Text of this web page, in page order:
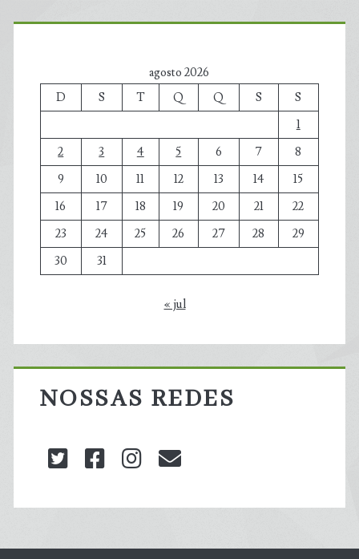
agosto 2026
D
S T Q Q S
S
1
2
3 4 5 6 7
8
9
10 11 12 13 14
15
16
17 18 19 20 21
22
23
24 25 26 27 28
29
30
31
« jul
NOSSAS REDES
twitterfacebookinstagram